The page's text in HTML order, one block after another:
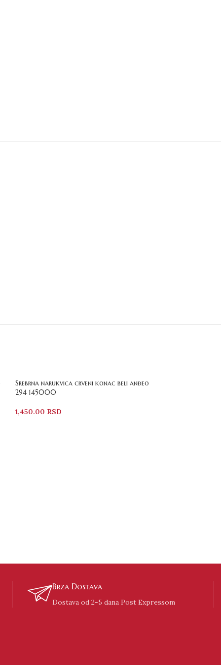
Srebrna narukvica crveni konac beli anđeo
294 145000
1,450.00 RSD
Brza Dostava
Dostava od 2-5 dana Post Expressom